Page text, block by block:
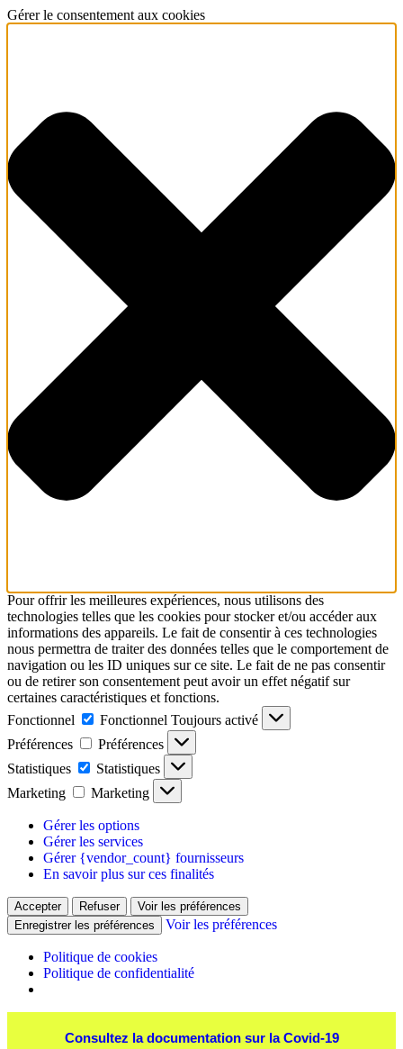
Gérer le consentement aux cookies
Pour offrir les meilleures expériences, nous utilisons des
technologies telles que les cookies pour stocker et/ou accéder aux
informations des appareils. Le fait de consentir à ces technologies
nous permettra de traiter des données telles que le comportement de
navigation ou les ID uniques sur ce site. Le fait de ne pas consentir
ou de retirer son consentement peut avoir un effet négatif sur
certaines caractéristiques et fonctions.
Fonctionnel
Fonctionnel Toujours activé
Préférences
Préférences
Statistiques
Statistiques
Marketing
Marketing
Gérer les options
Gérer les services
Gérer {vendor_count} fournisseurs
En savoir plus sur ces finalités
Accepter Refuser
Voir les préférences
Enregistrer les préférences
Voir les préférences
Politique de cookies
Politique de confidentialité
Consultez la documentation sur la Covid-19